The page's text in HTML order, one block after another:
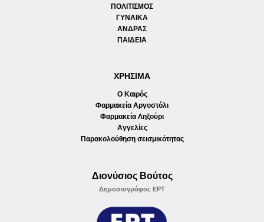
ΠΟΛΙΤΙΣΜΟΣ
ΓΥΝΑΙΚΑ
ΑΝΔΡΑΣ
ΠΑΙΔΕΙΑ
ΧΡΗΣΙΜΑ
Ο Καιρός
Φαρμακεία Αργοστόλι
Φαρμακεία Ληξούρι
Αγγελίες
Παρακολούθηση σεισμικότητας
Διονύσιος Βούτος
Δημοσιογράφος ΕΡΤ